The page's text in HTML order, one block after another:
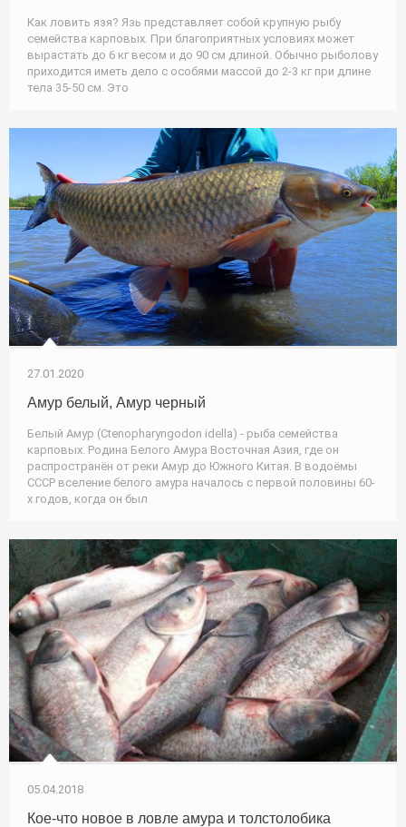
Как ловить язя? Язь представляет собой крупную рыбу
семейства карповых. При благоприятных условиях может
вырастать до 6 кг весом и до 90 см длиной. Обычно рыболову
приходится иметь дело с особями массой до 2-3 кг при длине
тела 35-50 см. Это
27.01.2020
Амур белый, Амур черный
Белый Амур (Ctenopharyngodon idella) - рыба семейства
карповых. Родина Белого Амура Восточная Азия, где он
распространён от реки Амур до Южного Китая. В водоёмы
СССР вселение белого амура началось с первой половины 60-
х годов, когда он был
05.04.2018
Кое-что новое в ловле амура и толстолобика